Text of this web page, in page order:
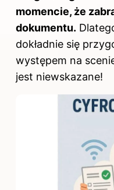
momencie, że
dokumentu.
dokładnie się
występem na
jest niewskazane!